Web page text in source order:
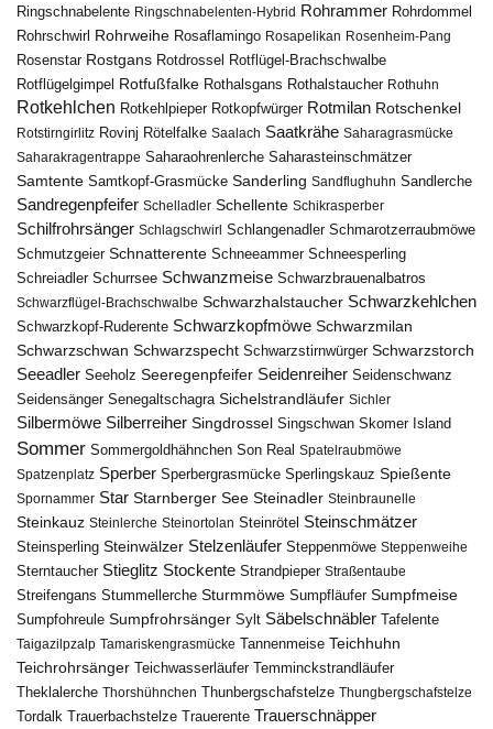
Ringschnabelente Ringschnabelenten-Hybrid Rohrammer Rohrdommel
Rohrschwirl Rohrweihe Rosaflamingo Rosapelikan Rosenheim-Pang
Rosenstar Rostgans Rotdrossel
Rotflügel-Brachschwalbe
Rotflügelgimpel Rotfußfalke Rothalsgans Rothalstaucher Rothuhn
Rotkehlchen Rotkehlpieper Rotkopfwürger Rotmilan Rotschenkel
Rotstirngirlitz Rovinj Rötelfalke Saalach Saatkrähe Saharagrasmücke
Saharakragentrappe Saharaohrenlerche Saharasteinschmätzer
Samtente Samtkopf-Grasmücke Sanderling Sandflughuhn Sandlerche
Sandregenpfeifer Schelladler Schellente Schikrasperber
Schilfrohrsänger Schlagschwirl Schlangenadler Schmarotzerraubmöwe
Schmutzgeier Schnatterente Schneeammer Schneesperling
Schreiadler Schurrsee Schwanzmeise Schwarzbrauenalbatros
Schwarzflügel-Brachschwalbe Schwarzhalstaucher Schwarzkehlchen
Schwarzkopf-Ruderente Schwarzkopfmöwe Schwarzmilan
Schwarzschwan Schwarzspecht Schwarzstirnwürger Schwarzstorch
Seeadler Seeholz Seeregenpfeifer Seidenreiher Seidenschwanz
Seidensänger Senegaltschagra Sichelstrandläufer Sichler
Silbermöwe Silberreiher Singdrossel Singschwan Skomer Island
Sommer Sommergoldhähnchen Son Real Spatelraubmöwe
Spatzenplatz Sperber Sperbergrasmücke Sperlingskauz Spießente
Spornammer Star Starnberger See Steinadler Steinbraunelle
Steinkauz Steinlerche Steinortolan Steinrötel Steinschmätzer
Steinsperling Steinwälzer Stelzenläufer Steppenmöwe Steppenweihe
Sterntaucher Stieglitz Stockente Strandpieper Straßentaube
Streifengans Stummellerche Sturmmöwe Sumpfläufer Sumpfmeise
Sumpfohreule Sumpfrohrsänger Sylt Säbelschnäbler Tafelente
Taigazilpzalp Tamariskengrasmücke Tannenmeise Teichhuhn
Teichrohrsänger Teichwasserläufer Temminckstrandläufer
Theklalerche Thorshühnchen Thunbergschafstelze Thungbergschafstelze
Tordalk Trauerbachstelze Trauerente Trauerschnäpper